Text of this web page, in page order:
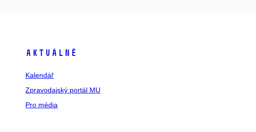
Aktuálně
Kalendář
Zpravodajský portál MU
Pro média